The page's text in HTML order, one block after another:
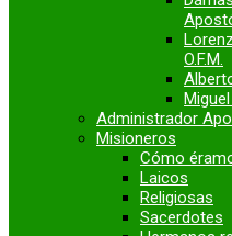
O.F.M.
Administrador
Misioneros
Cómo
Laicos
Religiosas
Sacerdotes